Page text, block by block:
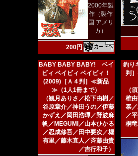
2000年製
作（製作
国 アメリ
カ）
200円
BABY BABY BABY! ベイ
ビィ ベイビィ ベイビィ！
(2009)［Ａ４判］≪新品
≫（1人1冊まで）
（観月ありさ／松下由樹／
谷原章介／神田うの／伊藤
かずえ／岡田浩暉／野波麻
帆／MEGUMI／山本ひかる
／忍成修吾／田中要次／堀
有里／藤木直人／斉藤由貴
／吉行和子）
釣り
判
（
椎
泰
／
桐